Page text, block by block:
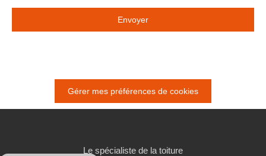
Envoyer
Gérer mes préférences de cookies
Le spécialiste de la toiture